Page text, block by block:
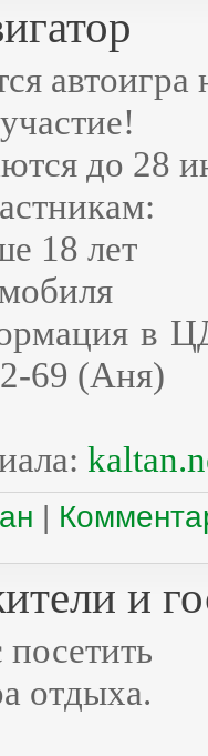
до 28
18 лет
в
69 (Аня)
|
и
отдыха.